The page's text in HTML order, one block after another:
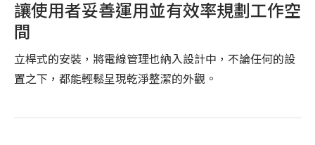
讓使用者妥善運用並有效率規劃工作空
間
立桿式的安裝，將電線管理也納入設計中，不論任何的設
置之下，都能輕鬆呈現乾淨整潔的外觀。